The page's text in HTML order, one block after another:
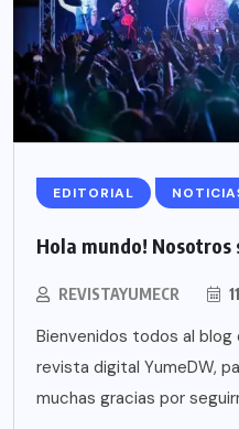
EDITORIAL
Hola mundo! Nosotros
REVISTAYUMECR
Bienvenidos todos al blog
revista digital YumeDW,
muchas gracias por